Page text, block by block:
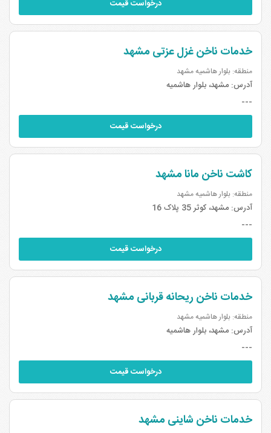
هزینه‌های بالاتر سالن‌ها و برندینگ ناخن‌کارهاست، اما ناخن‌کارهای
حرفه‌ای و باکیفیت در تمام مناطق بلوار هاشمیه مشهد فعالیت دارند.
چگونه بهترین ناخن‌ کار بلوار هاشمیه مشهد را با قیمت مناسب پیدا کنیم؟
برای پیدا کردن بهترین ناخن‌ کارهای بلوار هاشمیه مشهد با قیمت مناسب،
قیمت خدمات کاشت ناخن و ترمیم ناخن را شفاف بپرسید تا بهترین انتخاب
لیست بهترین ناخن کارهای بلوار هاشمیه مشهد و مناطق بلوار
هاشمیه مشهد با قابلیت
درخواست قیمت
خدمات ناخن غزل عزتی مشهد
منطقه: بلوار هاشمیه مشهد
آدرس:مشهد، بلوار هاشمیه
---
درخواست قیمت
کاشت ناخن مانا مشهد
منطقه: بلوار هاشمیه مشهد
آدرس:مشهد، کوثر 35 پلاک 16
---
درخواست قیمت
خدمات ناخن ریحانه قربانی مشهد
منطقه: بلوار هاشمیه مشهد
آدرس:مشهد، بلوار هاشمیه
---
درخواست قیمت
خدمات ناخن شاینی مشهد